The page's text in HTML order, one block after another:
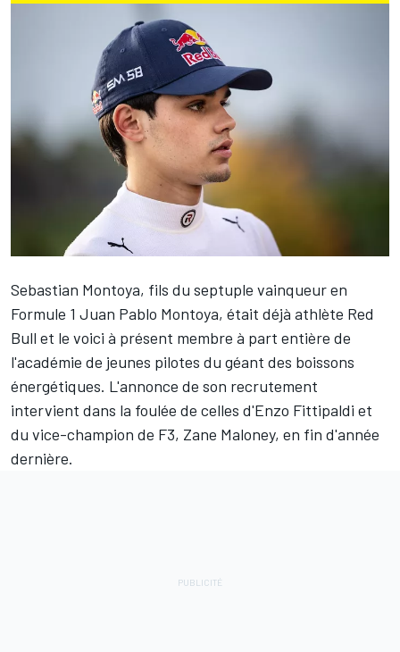
Sebastian Montoya, fils du septuple vainqueur en
Formule 1 Juan Pablo Montoya, était déjà athlète Red
Bull et le voici à présent membre à part entière de
l'académie de jeunes pilotes du géant des boissons
énergétiques. L'annonce de son recrutement
intervient dans la foulée de celles d'Enzo Fittipaldi et
du vice-champion de F3, Zane Maloney, en fin d'année
dernière.